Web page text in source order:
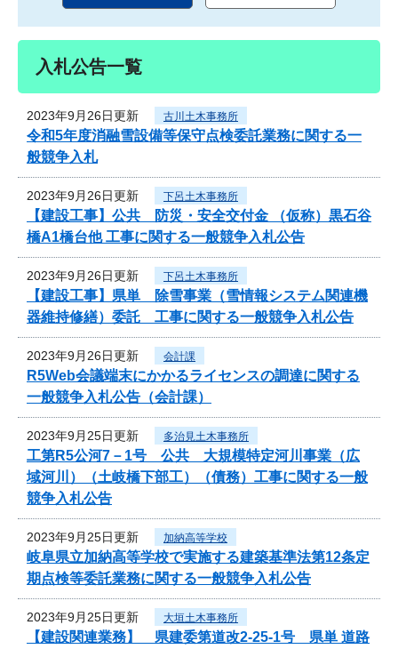
入札公告一覧
2023年9月26日更新 古川土木事務所
令和5年度消融雪設備等保守点検委託業務に関する一
般競争入札
2023年9月26日更新 下呂土木事務所
【建設工事】公共 防災・安全交付金 （仮称）黒石谷
橋A1橋台他 工事に関する一般競争入札公告
2023年9月26日更新 下呂土木事務所
【建設工事】県単 除雪事業（雪情報システム関連機
器維持修繕）委託 工事に関する一般競争入札公告
2023年9月26日更新 会計課
R5Web会議端末にかかるライセンスの調達に関する
一般競争入札公告（会計課）
2023年9月25日更新 多治見土木事務所
工第R5公河7－1号 公共 大規模特定河川事業（広
域河川）（土岐橋下部工）（債務）工事に関する一般
競争入札公告
2023年9月25日更新 加納高等学校
岐阜県立加納高等学校で実施する建築基準法第12条定
期点検等委託業務に関する一般競争入札公告
2023年9月25日更新 大垣土木事務所
【建設関連業務】 県建委第道改2-25-1号 県単 道路